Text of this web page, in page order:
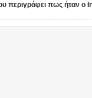
περιγράφει πως ήταν ο